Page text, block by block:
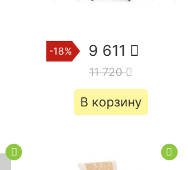
-18% 9 611
11 720
В корзину